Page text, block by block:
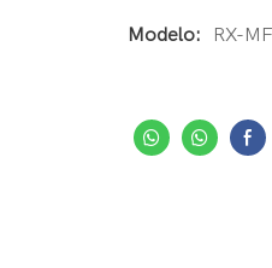
Modelo: RX-MF